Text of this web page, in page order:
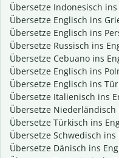
Übersetze Indonesisch ins
Übersetze Englisch ins
Übersetze Englisch ins
Übersetze Russisch ins
Übersetze Cebuano ins
Übersetze Englisch ins
Übersetze Englisch ins
Übersetze Italienisch ins
Übersetze Niederländisch
Übersetze Türkisch ins
Übersetze Schwedisch ins
Übersetze Dänisch ins